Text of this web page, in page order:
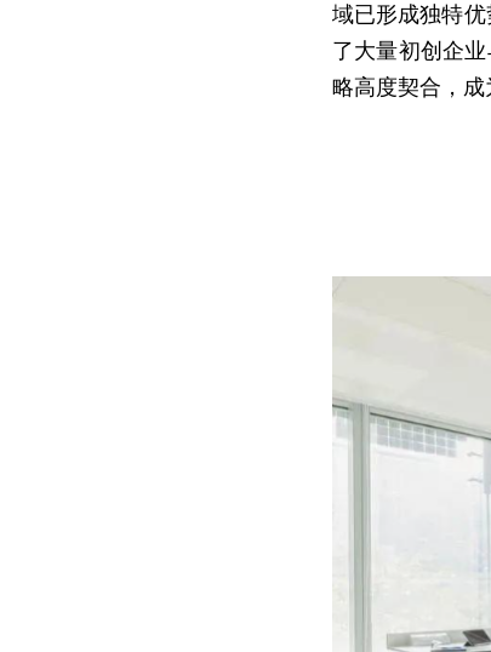
域已形成独特
了大量初创企
略高度契合，成